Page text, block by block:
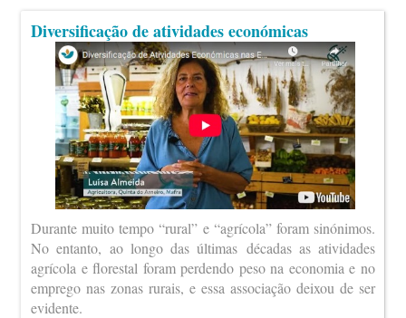
Diversificação de atividades económicas
Durante muito tempo “rural” e “agrícola” foram sinónimos.
No entanto, ao longo das últimas décadas as atividades
agrícola e florestal foram perdendo peso na economia e no
emprego nas zonas rurais, e essa associação deixou de ser
evidente.